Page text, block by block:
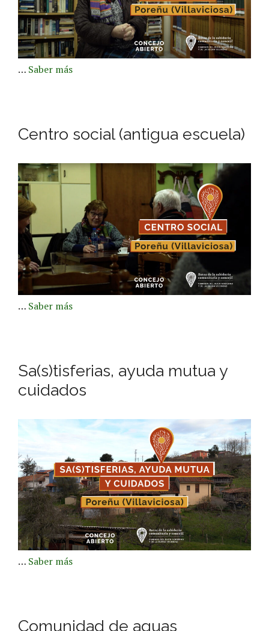
… Saber más
Centro social (antigua escuela)
… Saber más
Sa(s)tisferias, ayuda mutua y
cuidados
… Saber más
Comunidad de aguas